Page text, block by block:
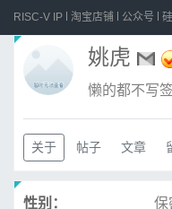
RISC-V IP 淘宝店铺 公众号
姚虎
懒的都不写
关于 帖子 文章
性别：
保